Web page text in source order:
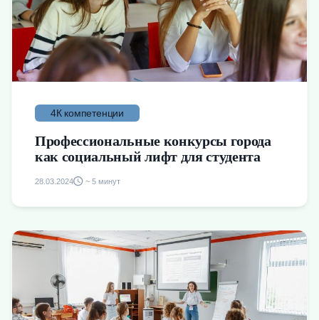
4К компетенции
Профессиональные конкурсы города
как социальный лифт для студента
28.03.2024 ~ 5 минут